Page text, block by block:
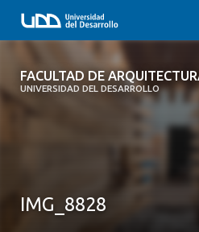
FACULTAD DE
UNIVERSIDAD DEL DESARROLLO
FACULTAD DE
IMG_8828